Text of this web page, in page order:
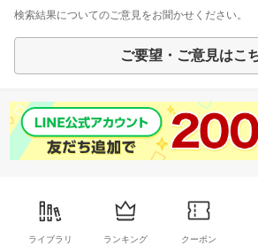
検索結果についてのご意見をお聞かせください。
ご要望・ご意見はこ
ライブラリ ランキング クーポン